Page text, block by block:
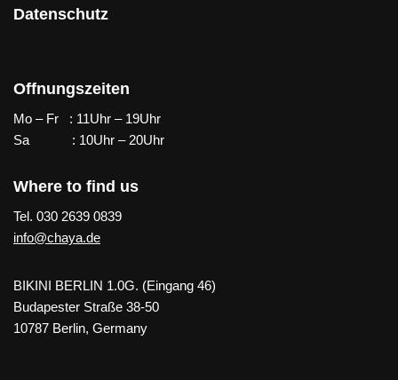
Datenschutz
Offnungszeiten
Mo – Fr : 11Uhr – 19Uhr
Sa : 10Uhr – 20Uhr
Where to find us
Tel. 030 2639 0839
info@chaya.de
BIKINI BERLIN 1.0G. (Eingang 46)
Budapester Straße 38-50
10787 Berlin, Germany